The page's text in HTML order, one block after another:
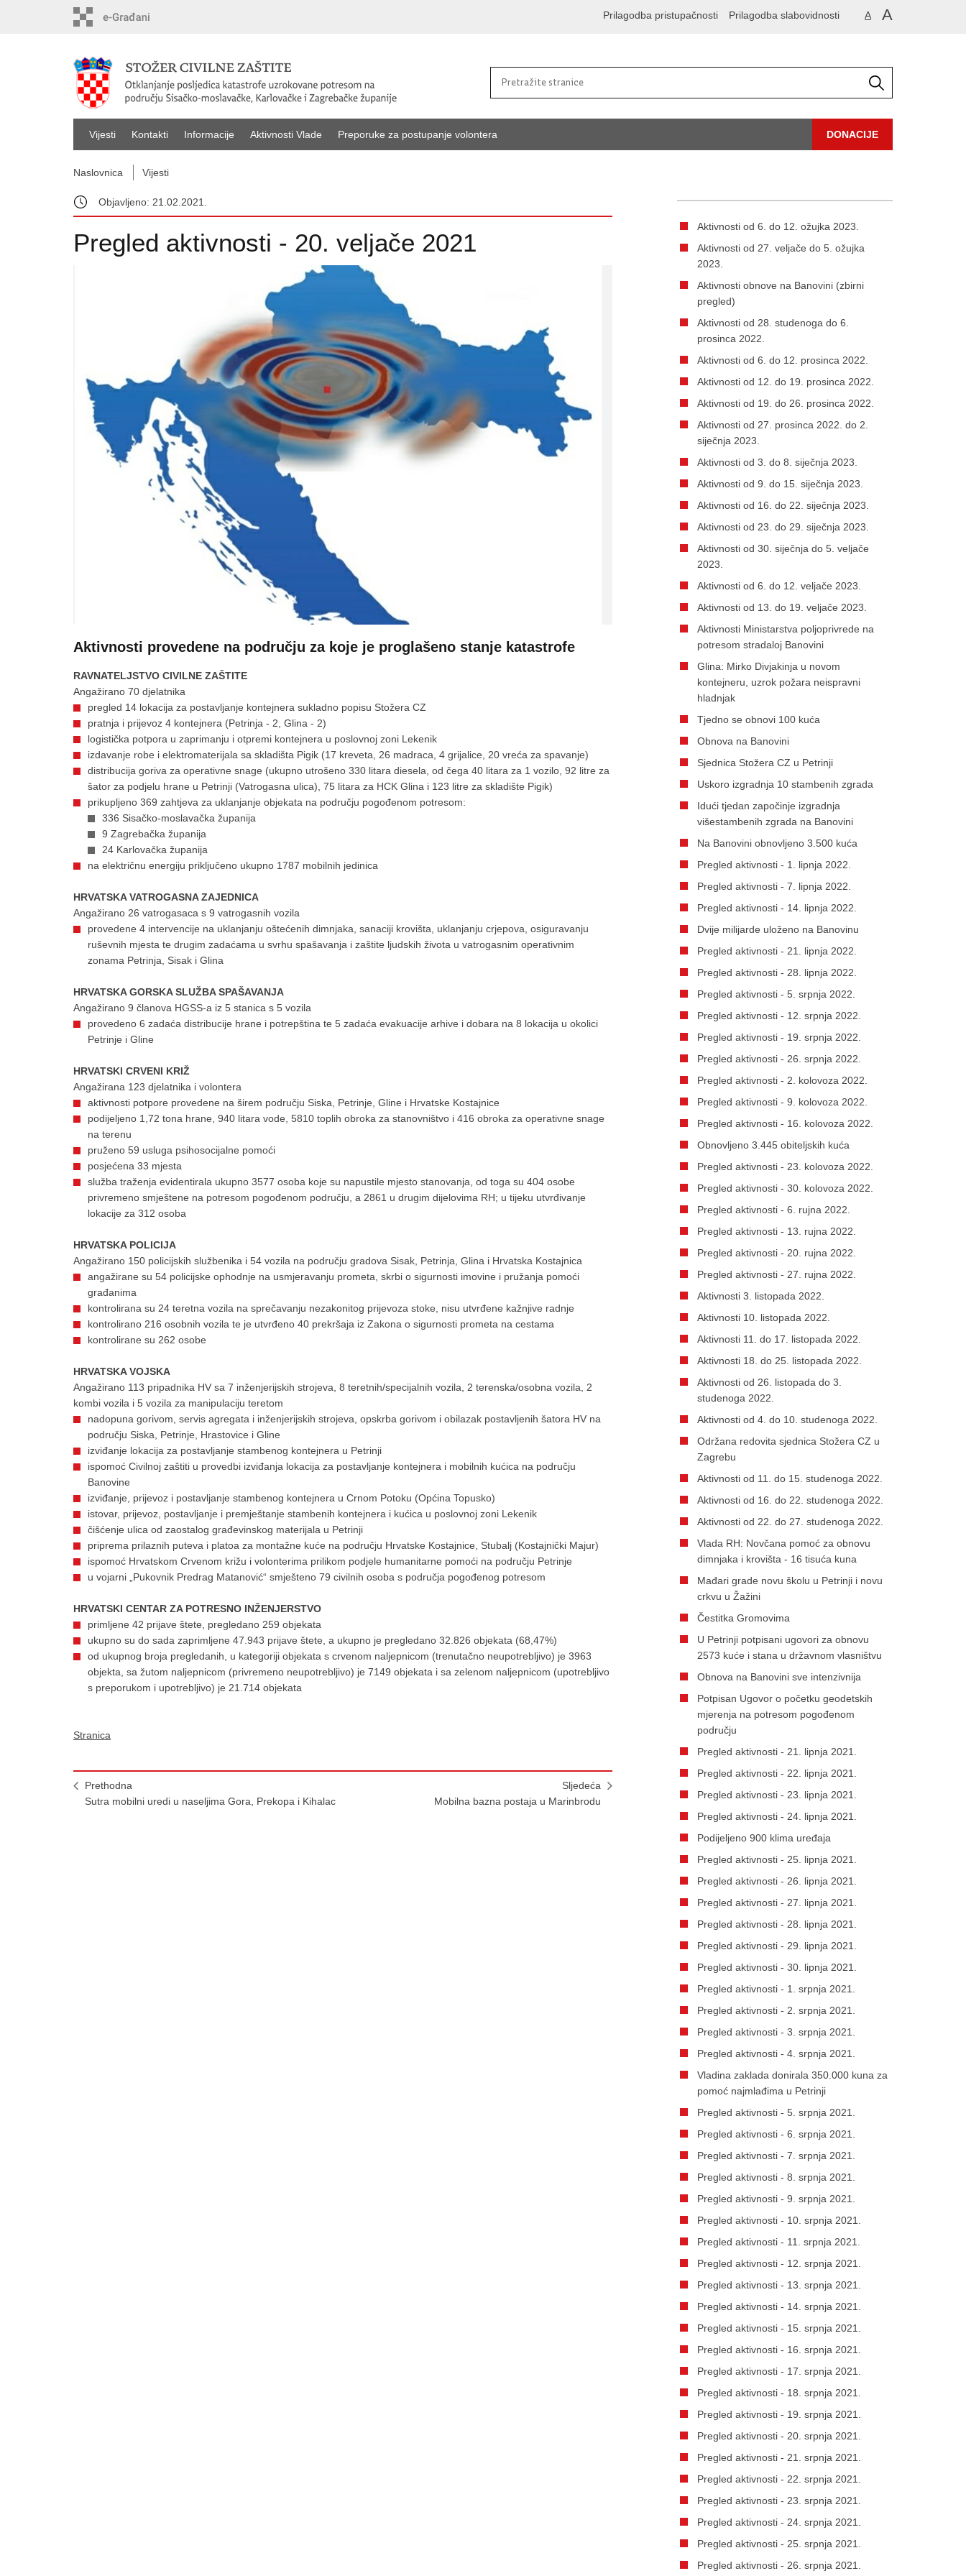
A A
Prilagodba pristupačnosti Prilagodba slabovidnosti
Vijesti Kontakti Informacije Aktivnosti Vlade Preporuke za postupanje volontera DONACIJE
Naslovnica Vijesti
Objavljeno: 21.02.2021.
Pregled aktivnosti - 20. veljače 2021
Aktivnosti provedene na području za koje je proglašeno stanje katastrofe
RAVNATELJSTVO CIVILNE ZAŠTITE
Angažirano 70 djelatnika
pregled 14 lokacija za postavljanje kontejnera sukladno popisu Stožera CZ
pratnja i prijevoz 4 kontejnera (Petrinja - 2, Glina - 2)
logistička potpora u zaprimanju i otpremi kontejnera u poslovnoj zoni Lekenik
izdavanje robe i elektromaterijala sa skladišta Pigik (17 kreveta, 26 madraca, 4 grijalice, 20 vreća za spavanje)
distribucija goriva za operativne snage (ukupno utrošeno 330 litara diesela, od čega 40 litara za 1 vozilo, 92 litre za
šator za podjelu hrane u Petrinji (Vatrogasna ulica), 75 litara za HCK Glina i 123 litre za skladište Pigik)
prikupljeno 369 zahtjeva za uklanjanje objekata na području pogođenom potresom:
336 Sisačko-moslavačka županija
9 Zagrebačka županija
24 Karlovačka županija
na električnu energiju priključeno ukupno 1787 mobilnih jedinica
HRVATSKA VATROGASNA ZAJEDNICA
Angažirano 26 vatrogasaca s 9 vatrogasnih vozila
provedene 4 intervencije na uklanjanju oštećenih dimnjaka, sanaciji krovišta, uklanjanju crjepova, osiguravanju
ruševnih mjesta te drugim zadaćama u svrhu spašavanja i zaštite ljudskih života u vatrogasnim operativnim
zonama Petrinja, Sisak i Glina
HRVATSKA GORSKA SLUŽBA SPAŠAVANJA
Angažirano 9 članova HGSS-a iz 5 stanica s 5 vozila
provedeno 6 zadaća distribucije hrane i potrepština te 5 zadaća evakuacije arhive i dobara na 8 lokacija u okolici
Petrinje i Gline
HRVATSKI CRVENI KRIŽ
Angažirana 123 djelatnika i volontera
aktivnosti potpore provedene na širem području Siska, Petrinje, Gline i Hrvatske Kostajnice
podijeljeno 1,72 tona hrane, 940 litara vode, 5810 toplih obroka za stanovništvo i 416 obroka za operativne snage
na terenu
pruženo 59 usluga psihosocijalne pomoći
posjećena 33 mjesta
služba traženja evidentirala ukupno 3577 osoba koje su napustile mjesto stanovanja, od toga su 404 osobe
privremeno smještene na potresom pogođenom području, a 2861 u drugim dijelovima RH; u tijeku utvrđivanje
lokacije za 312 osoba
HRVATSKA POLICIJA
Angažirano 150 policijskih službenika i 54 vozila na području gradova Sisak, Petrinja, Glina i Hrvatska Kostajnica
angažirane su 54 policijske ophodnje na usmjeravanju prometa, skrbi o sigurnosti imovine i pružanja pomoći
građanima
kontrolirana su 24 teretna vozila na sprečavanju nezakonitog prijevoza stoke, nisu utvrđene kažnjive radnje
kontrolirano 216 osobnih vozila te je utvrđeno 40 prekršaja iz Zakona o sigurnosti prometa na cestama
kontrolirane su 262 osobe
HRVATSKA VOJSKA
Angažirano 113 pripadnika HV sa 7 inženjerijskih strojeva, 8 teretnih/specijalnih vozila, 2 terenska/osobna vozila, 2
kombi vozila i 5 vozila za manipulaciju teretom
nadopuna gorivom, servis agregata i inženjerijskih strojeva, opskrba gorivom i obilazak postavljenih šatora HV na
području Siska, Petrinje, Hrastovice i Gline
izviđanje lokacija za postavljanje stambenog kontejnera u Petrinji
ispomoć Civilnoj zaštiti u provedbi izviđanja lokacija za postavljanje kontejnera i mobilnih kućica na području
Banovine
izviđanje, prijevoz i postavljanje stambenog kontejnera u Crnom Potoku (Općina Topusko)
istovar, prijevoz, postavljanje i premještanje stambenih kontejnera i kućica u poslovnoj zoni Lekenik
čišćenje ulica od zaostalog građevinskog materijala u Petrinji
priprema prilaznih puteva i platoa za montažne kuće na području Hrvatske Kostajnice, Stubalj (Kostajnički Majur)
ispomoć Hrvatskom Crvenom križu i volonterima prilikom podjele humanitarne pomoći na području Petrinje
u vojarni „Pukovnik Predrag Matanović“ smješteno 79 civilnih osoba s područja pogođenog potresom
HRVATSKI CENTAR ZA POTRESNO INŽENJERSTVO
primljene 42 prijave štete, pregledano 259 objekata
ukupno su do sada zaprimljene 47.943 prijave štete, a ukupno je pregledano 32.826 objekata (68,47%)
od ukupnog broja pregledanih, u kategoriji objekata s crvenom naljepnicom (trenutačno neupotrebljivo) je 3963
objekta, sa žutom naljepnicom (privremeno neupotrebljivo) je 7149 objekata i sa zelenom naljepnicom (upotrebljivo
s preporukom i upotrebljivo) je 21.714 objekata
Stranica
Prethodna
Sutra mobilni uredi u naseljima Gora, Prekopa i Kihalac
Sljedeća
Mobilna bazna postaja u Marinbrodu
Aktivnosti od 6. do 12. ožujka 2023.
Aktivnosti od 27. veljače do 5. ožujka
2023.
Aktivnosti obnove na Banovini (zbirni
pregled)
Aktivnosti od 28. studenoga do 6.
prosinca 2022.
Aktivnosti od 6. do 12. prosinca 2022.
Aktivnosti od 12. do 19. prosinca 2022.
Aktivnosti od 19. do 26. prosinca 2022.
Aktivnosti od 27. prosinca 2022. do 2.
siječnja 2023.
Aktivnosti od 3. do 8. siječnja 2023.
Aktivnosti od 9. do 15. siječnja 2023.
Aktivnosti od 16. do 22. siječnja 2023.
Aktivnosti od 23. do 29. siječnja 2023.
Aktivnosti od 30. siječnja do 5. veljače
2023.
Aktivnosti od 6. do 12. veljače 2023.
Aktivnosti od 13. do 19. veljače 2023.
Aktivnosti Ministarstva poljoprivrede na
potresom stradaloj Banovini
Glina: Mirko Divjakinja u novom
kontejneru, uzrok požara neispravni
hladnjak
Tjedno se obnovi 100 kuća
Obnova na Banovini
Sjednica Stožera CZ u Petrinji
Uskoro izgradnja 10 stambenih zgrada
Idući tjedan započinje izgradnja
višestambenih zgrada na Banovini
Na Banovini obnovljeno 3.500 kuća
Pregled aktivnosti - 1. lipnja 2022.
Pregled aktivnosti - 7. lipnja 2022.
Pregled aktivnosti - 14. lipnja 2022.
Dvije milijarde uloženo na Banovinu
Pregled aktivnosti - 21. lipnja 2022.
Pregled aktivnosti - 28. lipnja 2022.
Pregled aktivnosti - 5. srpnja 2022.
Pregled aktivnosti - 12. srpnja 2022.
Pregled aktivnosti - 19. srpnja 2022.
Pregled aktivnosti - 26. srpnja 2022.
Pregled aktivnosti - 2. kolovoza 2022.
Pregled aktivnosti - 9. kolovoza 2022.
Pregled aktivnosti - 16. kolovoza 2022.
Obnovljeno 3.445 obiteljskih kuća
Pregled aktivnosti - 23. kolovoza 2022.
Pregled aktivnosti - 30. kolovoza 2022.
Pregled aktivnosti - 6. rujna 2022.
Pregled aktivnosti - 13. rujna 2022.
Pregled aktivnosti - 20. rujna 2022.
Pregled aktivnosti - 27. rujna 2022.
Aktivnosti 3. listopada 2022.
Aktivnosti 10. listopada 2022.
Aktivnosti 11. do 17. listopada 2022.
Aktivnosti 18. do 25. listopada 2022.
Aktivnosti od 26. listopada do 3.
studenoga 2022.
Aktivnosti od 4. do 10. studenoga 2022.
Održana redovita sjednica Stožera CZ u
Zagrebu
Aktivnosti od 11. do 15. studenoga 2022.
Aktivnosti od 16. do 22. studenoga 2022.
Aktivnosti od 22. do 27. studenoga 2022.
Vlada RH: Novčana pomoć za obnovu
dimnjaka i krovišta - 16 tisuća kuna
Mađari grade novu školu u Petrinji i novu
crkvu u Žažini
Čestitka Gromovima
U Petrinji potpisani ugovori za obnovu
2573 kuće i stana u državnom vlasništvu
Obnova na Banovini sve intenzivnija
Potpisan Ugovor o početku geodetskih
mjerenja na potresom pogođenom
području
Pregled aktivnosti - 21. lipnja 2021.
Pregled aktivnosti - 22. lipnja 2021.
Pregled aktivnosti - 23. lipnja 2021.
Pregled aktivnosti - 24. lipnja 2021.
Podijeljeno 900 klima uređaja
Pregled aktivnosti - 25. lipnja 2021.
Pregled aktivnosti - 26. lipnja 2021.
Pregled aktivnosti - 27. lipnja 2021.
Pregled aktivnosti - 28. lipnja 2021.
Pregled aktivnosti - 29. lipnja 2021.
Pregled aktivnosti - 30. lipnja 2021.
Pregled aktivnosti - 1. srpnja 2021.
Pregled aktivnosti - 2. srpnja 2021.
Pregled aktivnosti - 3. srpnja 2021.
Pregled aktivnosti - 4. srpnja 2021.
Vladina zaklada donirala 350.000 kuna za
pomoć najmlađima u Petrinji
Pregled aktivnosti - 5. srpnja 2021.
Pregled aktivnosti - 6. srpnja 2021.
Pregled aktivnosti - 7. srpnja 2021.
Pregled aktivnosti - 8. srpnja 2021.
Pregled aktivnosti - 9. srpnja 2021.
Pregled aktivnosti - 10. srpnja 2021.
Pregled aktivnosti - 11. srpnja 2021.
Pregled aktivnosti - 12. srpnja 2021.
Pregled aktivnosti - 13. srpnja 2021.
Pregled aktivnosti - 14. srpnja 2021.
Pregled aktivnosti - 15. srpnja 2021.
Pregled aktivnosti - 16. srpnja 2021.
Pregled aktivnosti - 17. srpnja 2021.
Pregled aktivnosti - 18. srpnja 2021.
Pregled aktivnosti - 19. srpnja 2021.
Pregled aktivnosti - 20. srpnja 2021.
Pregled aktivnosti - 21. srpnja 2021.
Pregled aktivnosti - 22. srpnja 2021.
Pregled aktivnosti - 23. srpnja 2021.
Pregled aktivnosti - 24. srpnja 2021.
Pregled aktivnosti - 25. srpnja 2021.
Pregled aktivnosti - 26. srpnja 2021.